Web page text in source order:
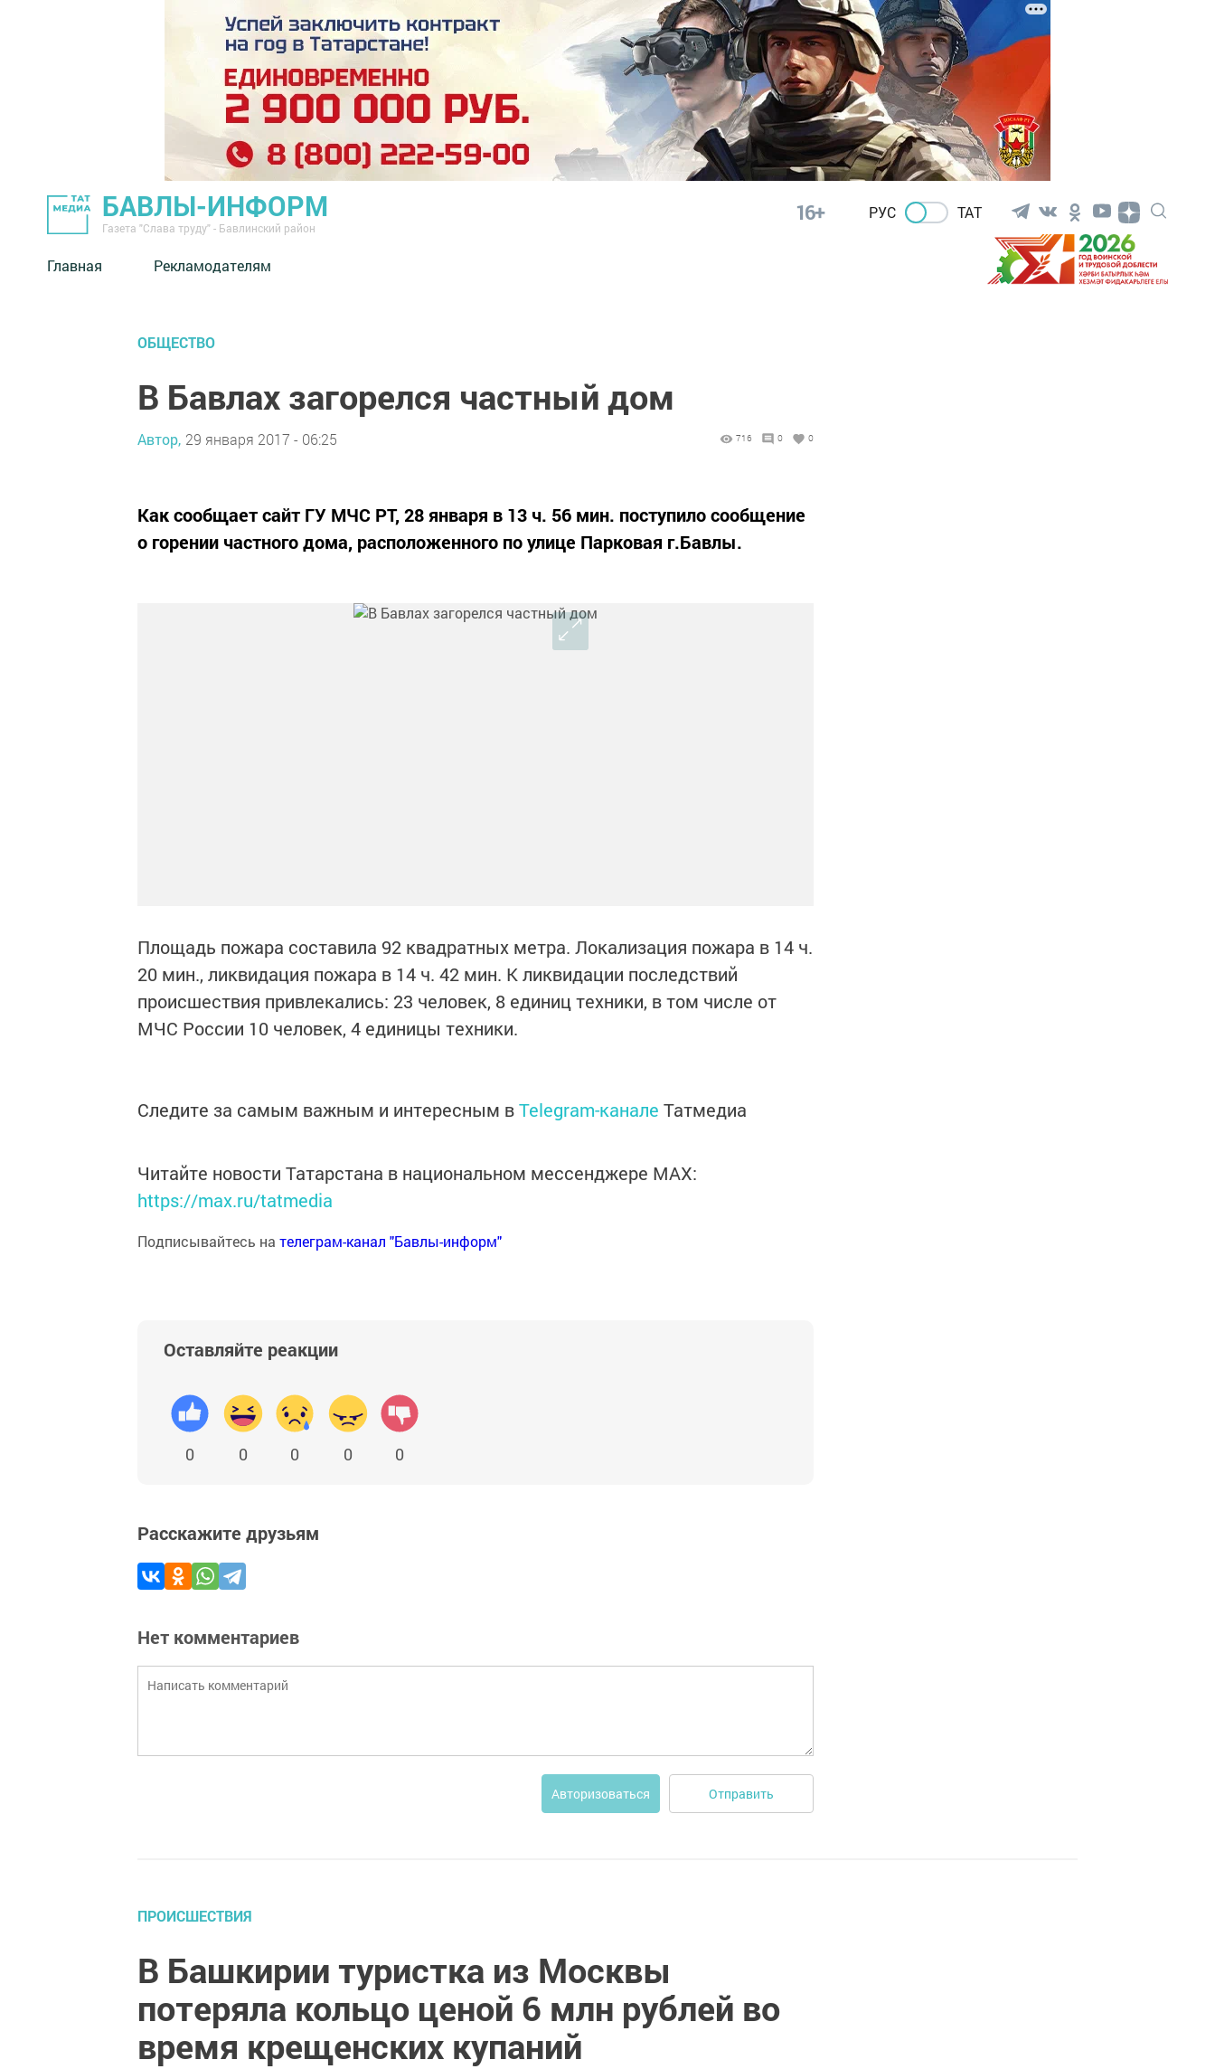
БАВЛЫ-ИНФОРМ
Газета "Слава труду" - Бавлинский район
16+ РУС ТАТ
Главная Рекламодателям
ОБЩЕСТВО
В Бавлах загорелся частный дом
Автор, 29 января 2017 - 06:25 716 0 0
Как сообщает сайт ГУ МЧС РТ, 28 января в 13 ч. 56 мин. поступило сообщение
о горении частного дома, расположенного по улице Парковая г.Бавлы.
Площадь пожара составила 92 квадратных метра. Локализация пожара в 14 ч.
20 мин., ликвидация пожара в 14 ч. 42 мин. К ликвидации последствий
происшествия привлекались: 23 человек, 8 единиц техники, в том числе от
МЧС России 10 человек, 4 единицы техники.
Следите за самым важным и интересным вTelegram-канале Татмедиа
Читайте новости Татарстана в национальном мессенджере MАХ:
https://max.ru/tatmedia
Подписывайтесь на телеграм-канал "Бавлы-информ"
Оставляйте реакции
0 0 0 0 0
Расскажите друзьям
Нет комментариев
Авторизоваться Отправить
ПРОИСШЕСТВИЯ
В Башкирии туристка из Москвы
потеряла кольцо ценой 6 млн рублей во
время крещенских купаний